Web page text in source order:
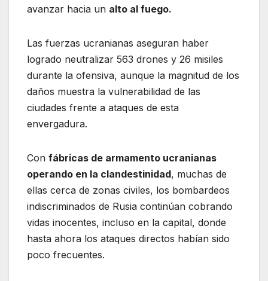
avanzar hacia un alto al fuego.
Las fuerzas ucranianas aseguran haber
logrado neutralizar 563 drones y 26 misiles
durante la ofensiva, aunque la magnitud de los
daños muestra la vulnerabilidad de las
ciudades frente a ataques de esta
envergadura.
Con fábricas de armamento ucranianas
operando en la clandestinidad, muchas de
ellas cerca de zonas civiles, los bombardeos
indiscriminados de Rusia continúan cobrando
vidas inocentes, incluso en la capital, donde
hasta ahora los ataques directos habían sido
poco frecuentes.